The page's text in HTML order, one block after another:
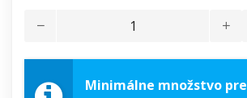
Minimálne množstvo pre